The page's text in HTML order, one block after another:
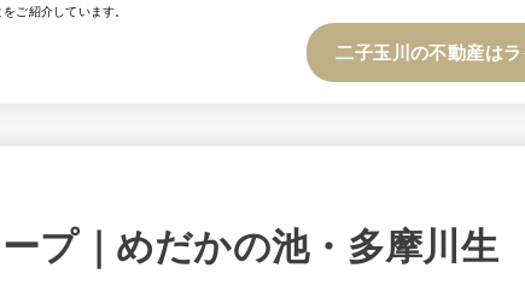
ご紹介しています。
二子玉川の不動産は
プ｜めだかの池・多摩川生